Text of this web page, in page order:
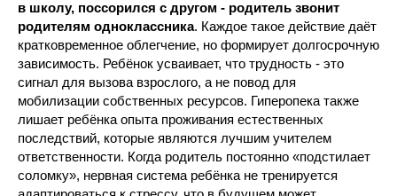
в школу, поссорился с другом - родитель звонит
родителям одноклассника. Каждое такое действие даёт
кратковременное облегчение, но формирует долгосрочную
зависимость. Ребёнок усваивает, что трудность - это
сигнал для вызова взрослого, а не повод для
мобилизации собственных ресурсов. Гиперопека также
лишает ребёнка опыта проживания естественных
последствий, которые являются лучшим учителем
ответственности. Когда родитель постоянно «подстилает
соломку», нервная система ребёнка не тренируется